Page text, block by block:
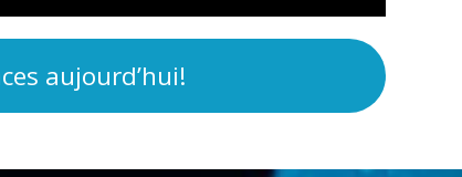
aujourd’hui!